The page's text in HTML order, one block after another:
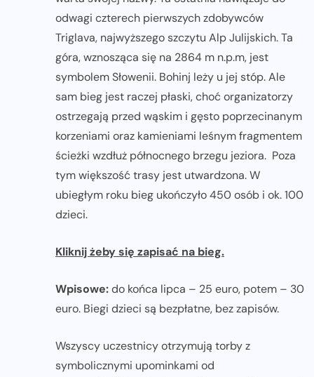
odwagi czterech pierwszych zdobywców
Triglava, najwyższego szczytu Alp Julijskich. Ta
góra, wznosząca się na 2864 m n.p.m, jest
symbolem Słowenii. Bohinj leży u jej stóp. Ale
sam bieg jest raczej płaski, choć organizatorzy
ostrzegają przed wąskim i gęsto poprzecinanym
korzeniami oraz kamieniami leśnym fragmentem
ścieżki wzdłuż północnego brzegu jeziora. Poza
tym większość trasy jest utwardzona. W
ubiegłym roku bieg ukończyło 450 osób i ok. 100
dzieci.
Kliknij żeby się zapisać na bieg.
Wpisowe:do końca lipca – 25 euro, potem – 30
euro. Biegi dzieci są bezpłatne, bez zapisów.
Wszyscy uczestnicy otrzymują torby z
symbolicznymi upominkami od